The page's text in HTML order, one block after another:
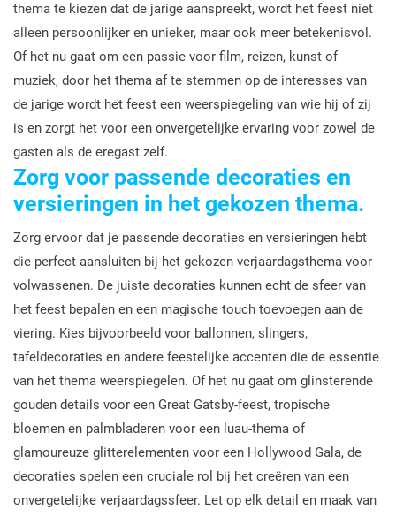
thema te kiezen dat de jarige aanspreekt, wordt het feest niet
alleen persoonlijker en unieker, maar ook meer betekenisvol.
Of het nu gaat om een passie voor film, reizen, kunst of
muziek, door het thema af te stemmen op de interesses van
de jarige wordt het feest een weerspiegeling van wie hij of zij
is en zorgt het voor een onvergetelijke ervaring voor zowel de
gasten als de eregast zelf.
Zorg voor passende decoraties en
versieringen in het gekozen thema.
Zorg ervoor dat je passende decoraties en versieringen hebt
die perfect aansluiten bij het gekozen verjaardagsthema voor
volwassenen. De juiste decoraties kunnen echt de sfeer van
het feest bepalen en een magische touch toevoegen aan de
viering. Kies bijvoorbeeld voor ballonnen, slingers,
tafeldecoraties en andere feestelijke accenten die de essentie
van het thema weerspiegelen. Of het nu gaat om glinsterende
gouden details voor een Great Gatsby-feest, tropische
bloemen en palmbladeren voor een luau-thema of
glamoureuze glitterelementen voor een Hollywood Gala, de
decoraties spelen een cruciale rol bij het creëren van een
onvergetelijke verjaardagssfeer. Let op elk detail en maak van